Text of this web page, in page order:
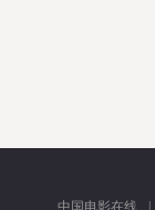
中国电影在线